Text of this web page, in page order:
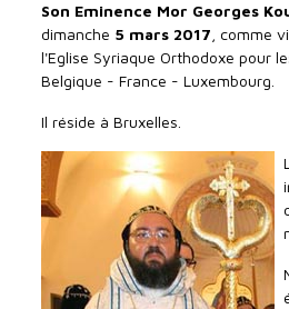
Son Eminence Mor Georges
dimanche 5 mars 2017 , comme
l'Eglise Syriaque Orthodoxe pour
Belgique - France - Luxembourg.
Il réside à Bruxelles.